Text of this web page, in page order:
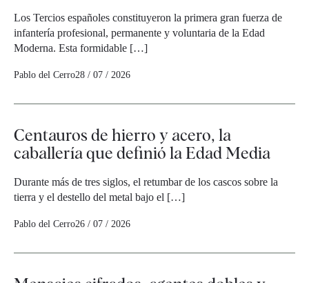
Los Tercios españoles constituyeron la primera gran fuerza de
infantería profesional, permanente y voluntaria de la Edad
Moderna. Esta formidable […]
Pablo del Cerro28 / 07 / 2026
Centauros de hierro y acero, la
caballería que definió la Edad Media
Durante más de tres siglos, el retumbar de los cascos sobre la
tierra y el destello del metal bajo el […]
Pablo del Cerro26 / 07 / 2026